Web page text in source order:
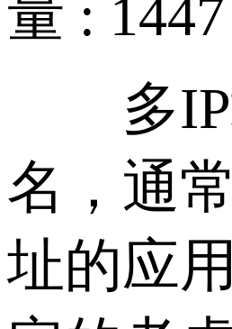
量 : 1447
多IP
名，通
址的应